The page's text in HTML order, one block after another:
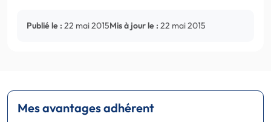
Publié le : 22 mai 2015Mis à jour le : 22 mai 2015
Mes avantages adhérent